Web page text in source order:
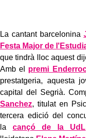
La cantant barcelonina
Festa Major de
que tindrà lloc aquest
Amb el premi
prestatgeria, aquesta
capital del Segrià.
Sanchez, titulat en
tercera edició del
lacançó de la UdL